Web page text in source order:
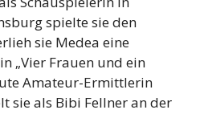
spielte sie den
sie Medea eine
„Vier Frauen und ein
Amateur-Ermittlerin
sie als Bibi Fellner an der